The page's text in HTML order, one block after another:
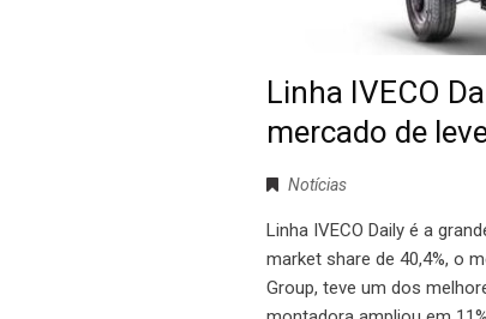
Linha IVECO
mercado de
Notícias
Linha IVECO Daily é a
market share de 40,4%, o
Group, teve um dos